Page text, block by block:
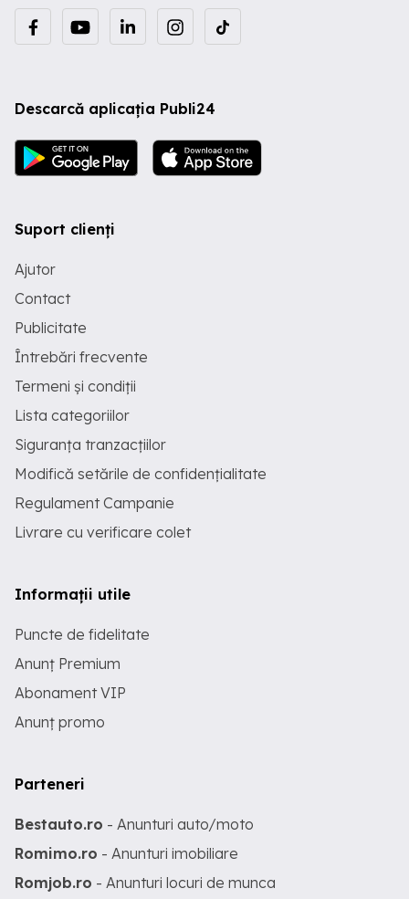
Descarcă aplicația Publi24
Suport clienți
Ajutor
Contact
Publicitate
Întrebări frecvente
Termeni și condiții
Lista categoriilor
Siguranța tranzacțiilor
Modifică setările de confidențialitate
Regulament Campanie
Livrare cu verificare colet
Informații utile
Puncte de fidelitate
Anunț Premium
Abonament VIP
Anunț promo
Parteneri
Bestauto.ro - Anunturi auto/moto
Romimo.ro - Anunturi imobiliare
Romjob.ro - Anunturi locuri de munca